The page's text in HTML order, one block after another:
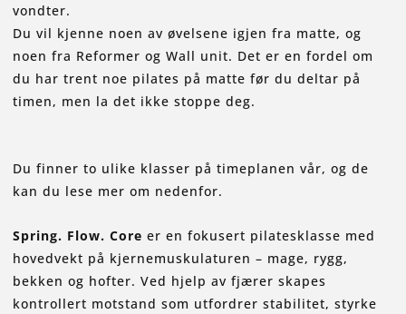
vondter.
Du vil kjenne noen av øvelsene igjen fra matte, og
noen fra Reformer og Wall unit. Det er en fordel om
du har trent noe pilates på matte før du deltar på
timen, men la det ikke stoppe deg.
Du finner to ulike klasser på timeplanen vår, og de
kan du lese mer om nedenfor.
Spring. Flow. Core er en fokusert pilatesklasse med
hovedvekt på kjernemuskulaturen – mage, rygg,
bekken og hofter. Ved hjelp av fjærer skapes
kontrollert motstand som utfordrer stabilitet, styrke